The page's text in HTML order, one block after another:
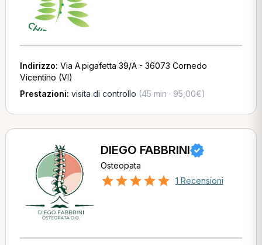
Indirizzo: Via A.pigafetta 39/A - 36073 Cornedo
Vicentino (VI)
Prestazioni: visita di controllo (45 min · 95,00€)
DIEGO FABBRINI
Osteopata
1 Recensioni